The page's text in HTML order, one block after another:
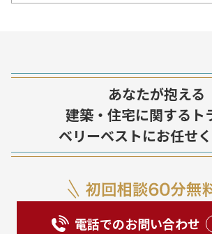
あなたが抱える
建築・住宅に関するト
ベリーベストにお任せ
電話でのお問い合わせ